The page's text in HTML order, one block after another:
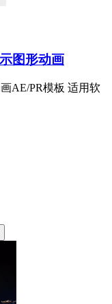
图形动画
AE/PR模板 适用软